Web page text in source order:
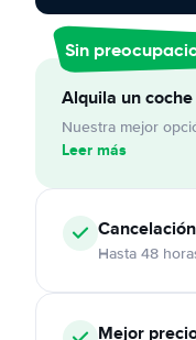
Sin
Alquila un
Nuestra mejor
Leer más
Cancelación
Hasta 48
Mejor